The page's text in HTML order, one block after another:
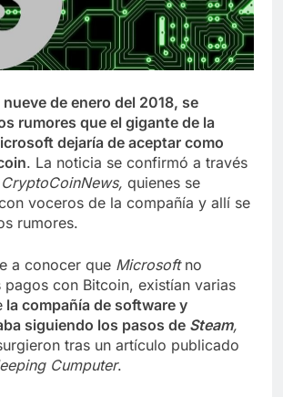
nueve de enero del 2018, se
rumores que el gigante de la
dejaría de aceptar como
. La noticia se confirmó a través
CryptoCoinNews, quienes se
voceros de la compañía y allí se
rumores.
a conocer que Microsoftno
pagos con Bitcoin, existían varias
la compañía de software y
siguiendo los pasos de Steam,
tras un artículo publicado
Cumputer.